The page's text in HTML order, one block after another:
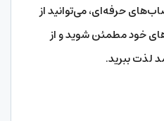
حرفه‌ای، می‌توانید از
خود مطمئن شوید و از
لذت ببرید.